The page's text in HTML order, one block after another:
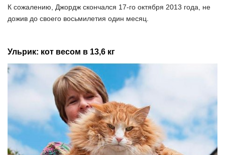
К сожалению, Джордж скончался 17-го октября 2013 года, не
дожив до своего восьмилетия один месяц.
Ульрик: кот весом в 13,6 кг